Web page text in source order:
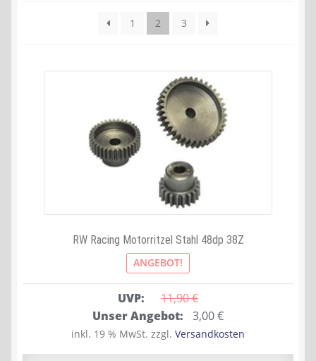
1 2 3
RW Racing Motorritzel Stahl 48dp 38Z
ANGEBOT!
UVP: 11,90 €
Ursprünglicher
Preis
war:
Unser Angebot: 3,00€Aktueller
Preis
ist:
inkl. 19 % MwSt. zzgl. Versandkosten